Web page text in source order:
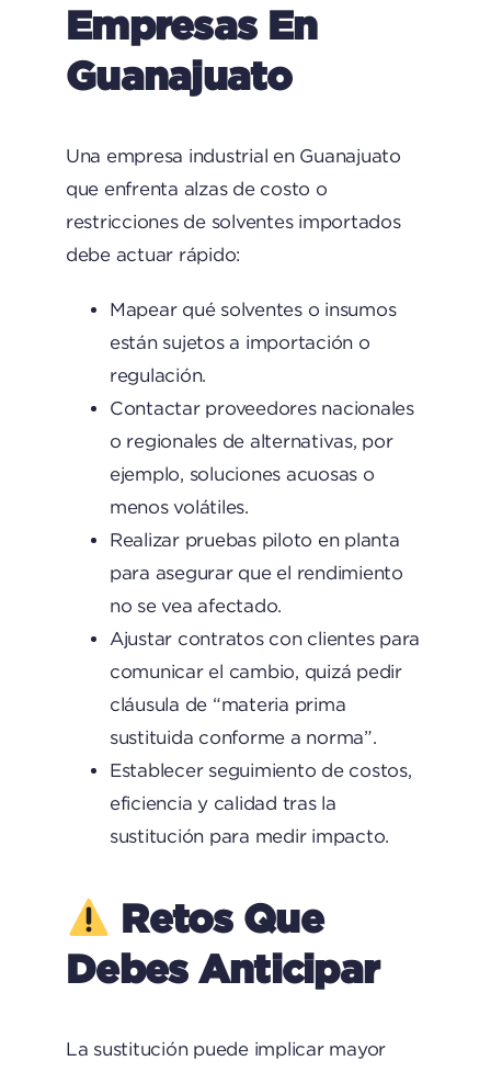
Empresas En
Guanajuato
Una empresa industrial en Guanajuato
que enfrenta alzas de costo o
restricciones de solventes importados
debe actuar rápido:
Mapear qué solventes o insumos
están sujetos a importación o
regulación.
Contactar proveedores nacionales
o regionales de alternativas, por
ejemplo, soluciones acuosas o
menos volátiles.
Realizar pruebas piloto en planta
para asegurar que el rendimiento
no se vea afectado.
Ajustar contratos con clientes para
comunicar el cambio, quizá pedir
cláusula de “materia prima
sustituida conforme a norma”.
Establecer seguimiento de costos,
eficiencia y calidad tras la
sustitución para medir impacto.
Retos Que
Debes Anticipar
La sustitución puede implicar mayor